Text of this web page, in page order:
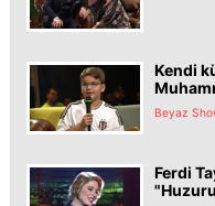
Kendi
Beyaz
Ferdi